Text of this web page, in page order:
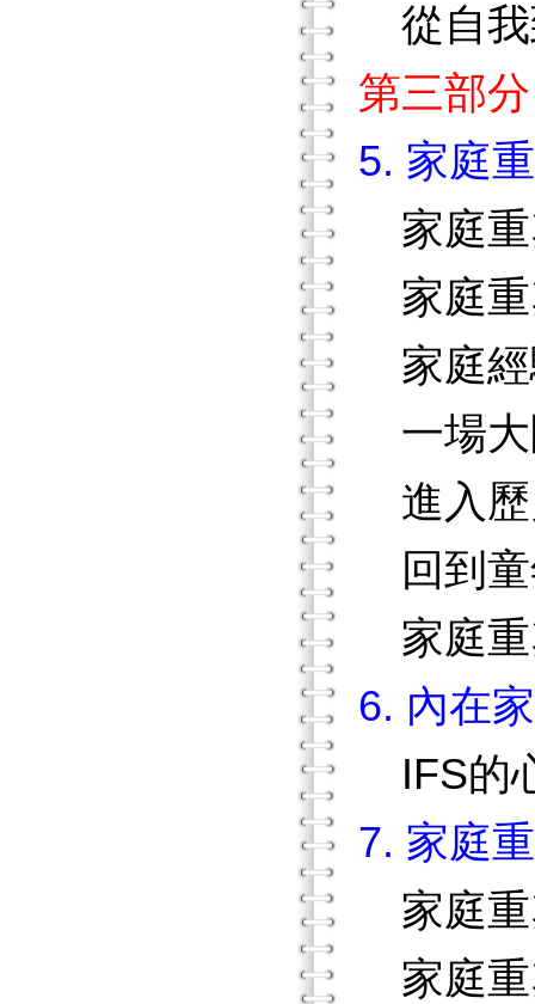
從自我
第三部
5. 家庭
家庭重
家庭重
家庭經
一場大
進入歷
回到童
家庭重
6. 內在
IFS的
7. 家庭
家庭重
家庭重